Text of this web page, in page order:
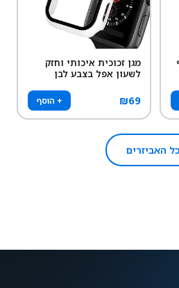
מגן זכוכית איכותי וחזק
לשעון אפל בצבע לבן
₪69 + הוסף
האביזרים